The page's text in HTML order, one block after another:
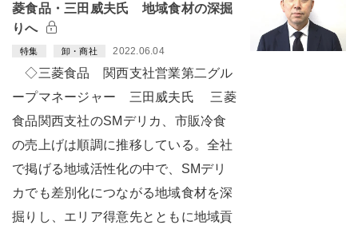
菱食品・三田威夫氏 地域食材の深掘
りへ
特集 卸・商社 2022.06.04
◇三菱食品 関西支社営業第二グル
ープマネージャー 三田威夫氏 三菱
食品関西支社のSMデリカ、市販冷食
の売上げは順調に推移している。全社
で掲げる地域活性化の中で、SMデリ
カでも差別化につながる地域食材を深
掘りし、エリア得意先とともに地域貢